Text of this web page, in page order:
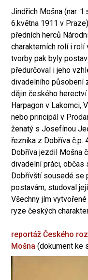
Jindřich Mošna (nar.
6.května 1911 v
předních herců
charakterních rolí i rolí
tvorby pak byly
předurčoval i jeho
divadelního působení
dějin českého
Harpagon v Lakomci,
nebo principál v
ženatý s Josefínou
řezníka z Dobříva č.p.
Dobříva jezdil Mošna
divadelní práci, občas
Dobřívští sousedé se
postavám, studoval
Všechny jím
ryze českých
reportáž Českého
Mošna (dokument ke